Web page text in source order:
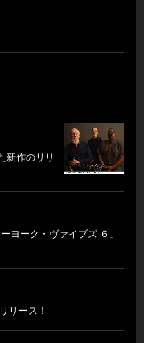
新作のリリ
ヨーク・ヴァイブズ ６」
リース！